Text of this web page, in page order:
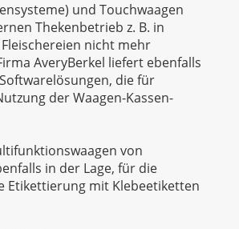
und Touchwaagen
Thekenbetrieb z. B. in
nicht mehr
AveryBerkel liefert ebenfalls
die für
der Waagen-Kassen-
von
in der Lage, für die
Etikettierung mit Klebeetiketten